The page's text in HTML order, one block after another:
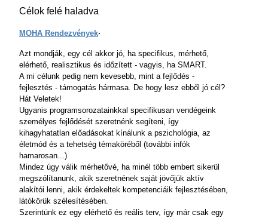
Célok felé haladva
MOHA Rendezvények·
Azt mondják, egy cél akkor jó, ha specifikus, mérhető,
elérhető, realisztikus és időzített - vagyis, ha SMART.
A mi célunk pedig nem kevesebb, mint a fejlődés -
fejlesztés - támogatás hármasa. De hogy lesz ebből jó cél?
Hát Veletek!
Ugyanis programsorozatainkkal specifikusan vendégeink
személyes fejlődését szeretnénk segíteni, így
kihagyhatatlan előadásokat kínálunk a pszichológia, az
életmód és a tehetség témaköréből (további infók
hamarosan...)
Mindez úgy válik mérhetővé, ha minél több embert sikerül
megszólítanunk, akik szeretnének saját jövőjük aktív
alakítói lenni, akik érdekeltek kompetenciáik fejlesztésében,
látókörük szélesítésében.
Szerintünk ez egy elérhető és reális terv, így már csak egy